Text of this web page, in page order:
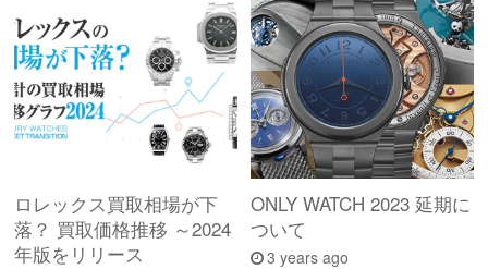
ロレックス買取相場が下
落？ 買取価格推移 ～2024
年版をリリース
ONLY WATCH 2023 延期に
ついて
3 years ago